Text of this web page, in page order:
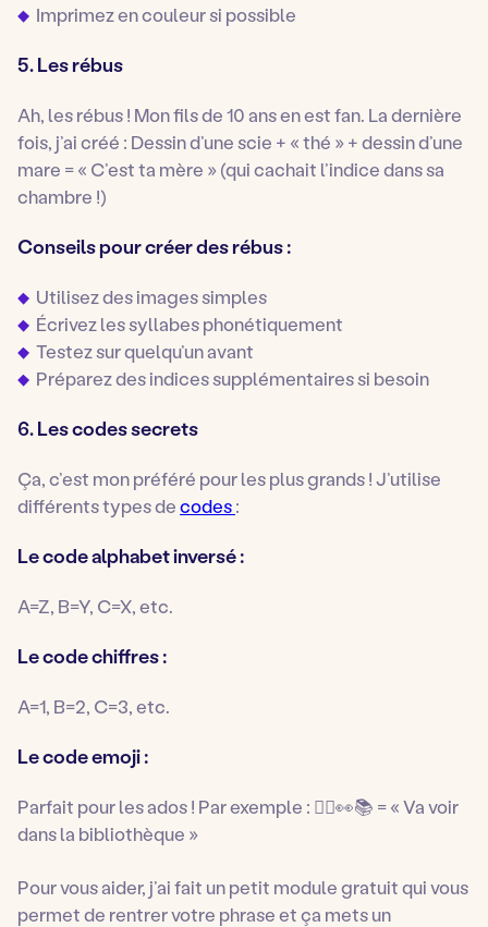
Imprimez en couleur si possible
5. Les rébus
Ah, les rébus ! Mon fils de 10 ans en est fan. La dernière
fois, j’ai créé : Dessin d’une scie + « thé » + dessin d’une
mare = « C’est ta mère » (qui cachait l’indice dans sa
chambre !)
Conseils pour créer des rébus :
Utilisez des images simples
Écrivez les syllabes phonétiquement
Testez sur quelqu’un avant
Préparez des indices supplémentaires si besoin
6. Les codes secrets
Ça, c’est mon préféré pour les plus grands ! J’utilise
différents types decodes:
Le code alphabet inversé :
A=Z, B=Y, C=X, etc.
Le code chiffres :
A=1, B=2, C=3, etc.
Le code emoji :
Parfait pour les ados ! Par exemple : 🏃‍♀️👀📚 = « Va voir
dans la bibliothèque »
Pour vous aider, j’ai fait un petit module gratuit qui vous
permet de rentrer votre phrase et ça mets un